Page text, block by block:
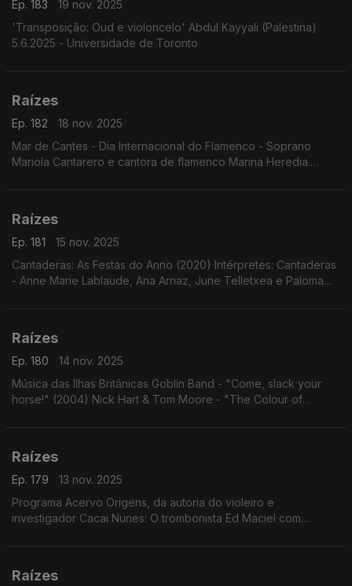
Ep. 183
19 nov. 2025
'Transposição: Oud e violoncelo' Abdul Kayyali (Palestina)
5.6.2025 - Universidade de Toronto
Raízes
Ep. 182
18 nov. 2025
Mar de Cantes - Dia Internacional do Flamenco - Soprano
Mariola Cantarero e cantora de flamenco Marina Heredia.
Raízes
Ep. 181
15 nov. 2025
Cantaderas: As Festas do Anno (2020) Intérpretes: Cantaderas
- Anne Marie Lablaude, Ana Arnaz, June Telletxea e Paloma
Raízes
Ep. 180
14 nov. 2025
Música das Ilhas Britânicas Goblin Band - "Come, slack your
horse!" (2004) Nick Hart & Tom Moore - "The Colour of
Raízes
Ep. 179
13 nov. 2025
Programa Acervo Origens, da autoria do violeiro e
investigador Cacai Nunes: O trombonista Ed Maciel com
Raízes